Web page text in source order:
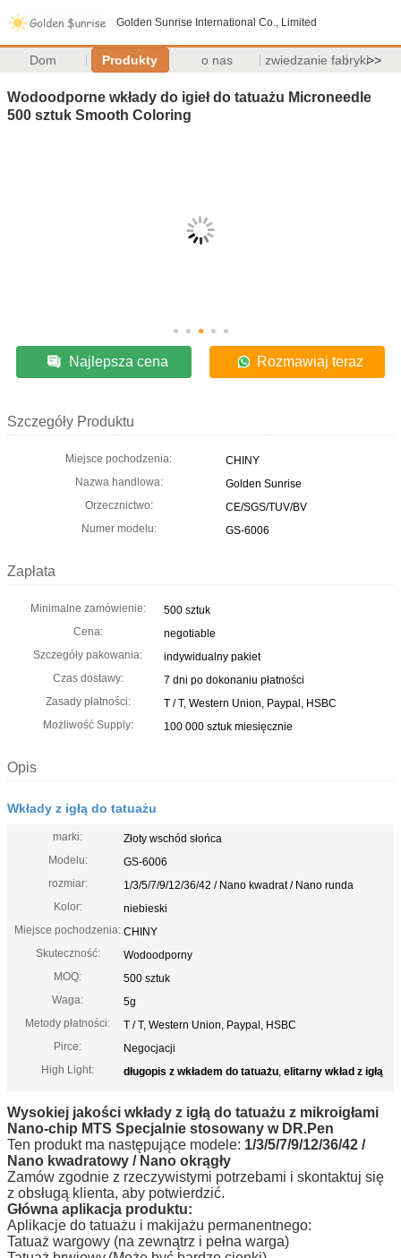
Golden Sunrise International Co., Limited
Dom Produkty o nas zwiedzanie fabryki>>
Wodoodporne wkłady do igieł do tatuażu Microneedle
500 sztuk Smooth Coloring
Najlepsza cena Rozmawiaj teraz
Szczegóły Produktu
Miejsce pochodzenia:
CHINY
Nazwa handlowa:
Golden Sunrise
Orzecznictwo:
CE/SGS/TUV/BV
Numer modelu:
GS-6006
Zapłata
Minimalne zamówienie:
500 sztuk
Cena:
negotiable
Szczegóły pakowania:
indywidualny pakiet
Czas dostawy:
7 dni po dokonaniu płatności
Zasady płatności:
T / T, Western Union, Paypal, HSBC
Możliwość Supply:
100 000 sztuk miesięcznie
Opis
Wkłady z igłą do tatuażu
marki:
Złoty wschód słońca
Modelu:
GS-6006
rozmiar:
1/3/5/7/9/12/36/42 / Nano kwadrat / Nano runda
Kolor:
niebieski
Miejsce pochodzenia: CHINY
Skuteczność:
Wodoodporny
MOQ:
500 sztuk
Waga:
5g
Metody płatności:
T / T, Western Union, Paypal, HSBC
Pirce:
Negocjacji
High Light:
długopis z wkładem do tatuażu, elitarny wkład z igłą
Wysokiej jakości wkłady z igłą do tatuażu z mikroigłami
Nano-chip MTS Specjalnie stosowany w DR.Pen
Ten produkt ma następujące modele: 1/3/5/7/9/12/36/42 /
Nano kwadratowy / Nano okrągły
Zamów zgodnie z rzeczywistymi potrzebami i skontaktuj się
z obsługą klienta, aby potwierdzić.
Główna aplikacja produktu:
Aplikacje do tatuażu i makijażu permanentnego:
Tatuaż wargowy (na zewnątrz i pełna warga)